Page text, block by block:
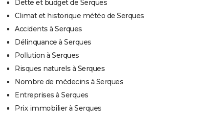
Dette et budget de Serques
Climat et historique météo de Serques
Accidents à Serques
Délinquance à Serques
Pollution à Serques
Risques naturels à Serques
Nombre de médecins à Serques
Entreprises à Serques
Prix immobilier à Serques